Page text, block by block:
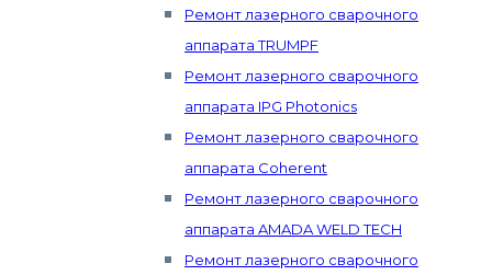
Ремонт лазерного сварочного
аппарата TRUMPF
Ремонт лазерного сварочного
аппарата IPG Photonics
Ремонт лазерного сварочного
аппарата Coherent
Ремонт лазерного сварочного
аппарата AMADA WELD TECH
Ремонт лазерного сварочного